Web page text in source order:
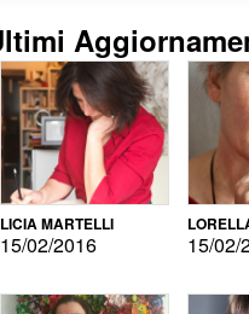
LICIA MARTELLI
15/02/2016 15/02/